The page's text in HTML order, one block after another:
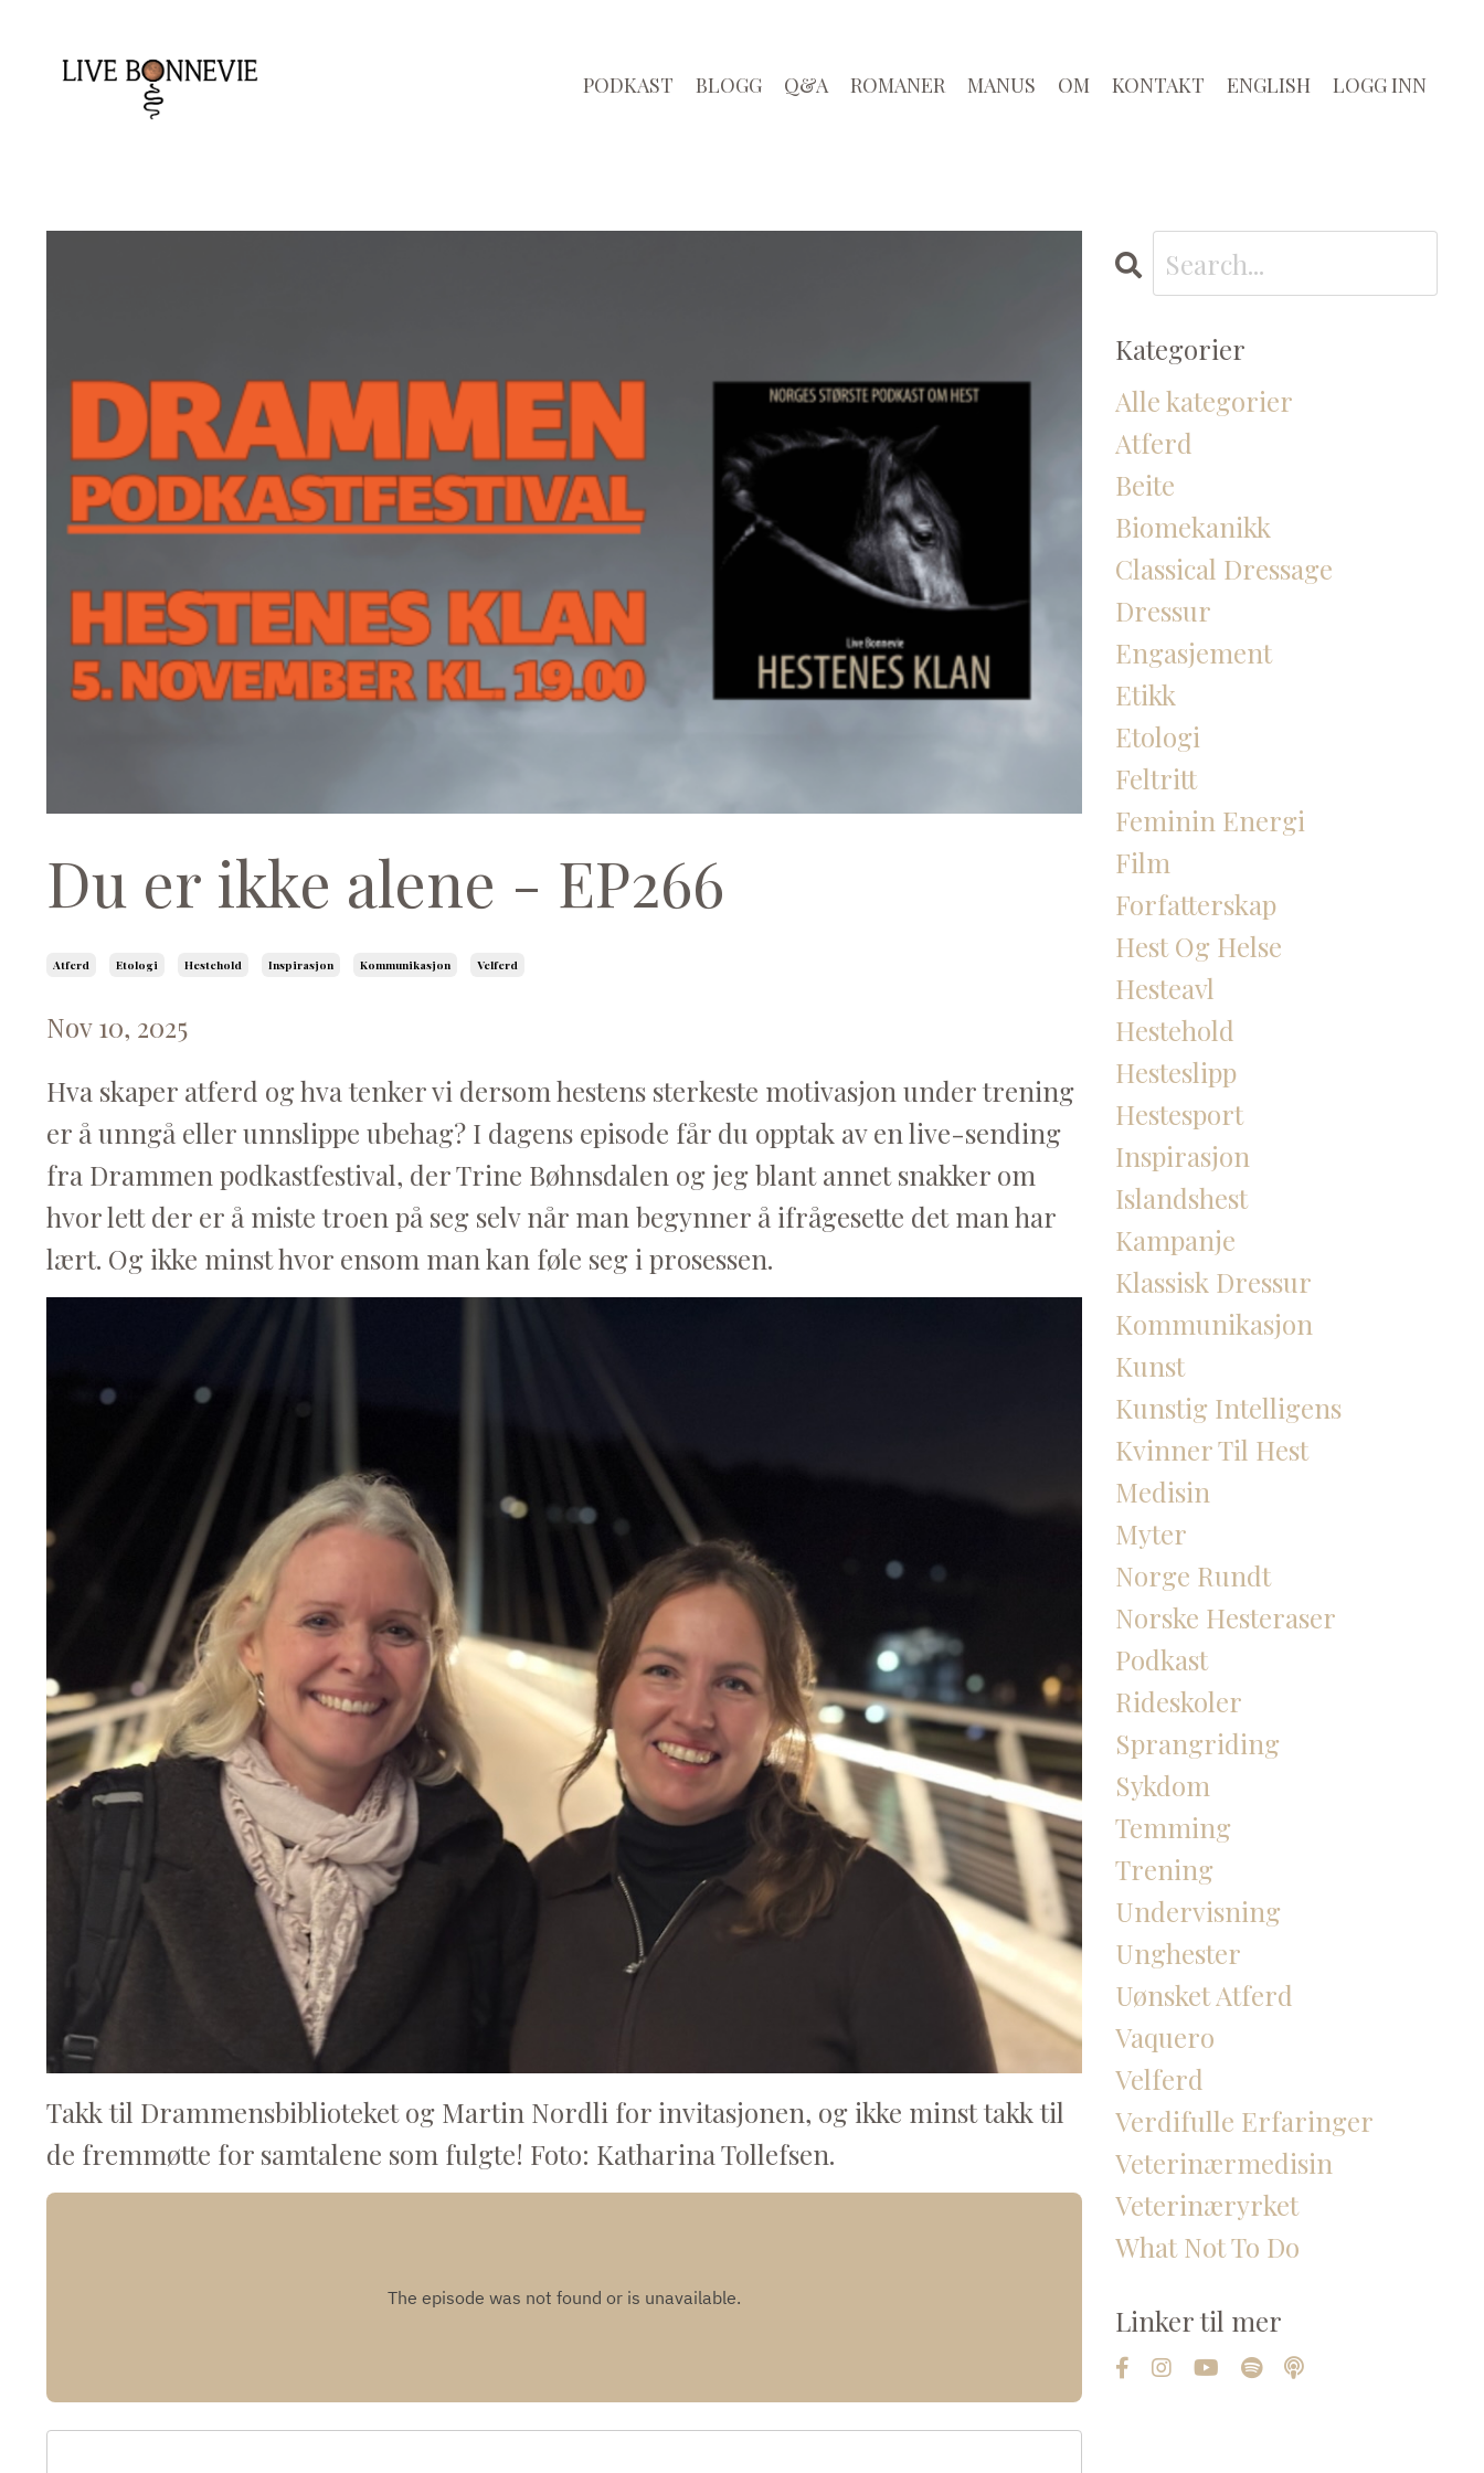
PODKAST BLOGG Q&A ROMANER MANUS OM KONTAKT ENGLISH LOGG INN
Du er ikke alene - EP266
Atferd Etologi Hestehold Inspirasjon Kommunikasjon Velferd
Nov 10, 2025
Hva skaper atferd og hva tenker vi dersom hestens sterkeste motivasjon under trening
er å unngå eller unnslippe ubehag? I dagens episode får du opptak av en live-sending
fra Drammen podkastfestival, der Trine Bøhnsdalen og jeg blant annet snakker om
hvor lett der er å miste troen på seg selv når man begynner å ifrågesette det man har
lært. Og ikke minst hvor ensom man kan føle seg i prosessen.
Takk til Drammensbiblioteket og Martin Nordli for invitasjonen, og ikke minst takk til
de fremmøtte for samtalene som fulgte! Foto: Katharina Tollefsen.
Kategorier
Alle kategorier
Atferd
Beite
Biomekanikk
Classical Dressage
Dressur
Engasjement
Etikk
Etologi
Feltritt
Feminin Energi
Film
Forfatterskap
Hest Og Helse
Hesteavl
Hestehold
Hesteslipp
Hestesport
Inspirasjon
Islandshest
Kampanje
Klassisk Dressur
Kommunikasjon
Kunst
Kunstig Intelligens
Kvinner Til Hest
Medisin
Myter
Norge Rundt
Norske Hesteraser
Podkast
Rideskoler
Sprangriding
Sykdom
Temming
Trening
Undervisning
Unghester
Uønsket Atferd
Vaquero
Velferd
Verdifulle Erfaringer
Veterinærmedisin
Veterinæryrket
What Not To Do
Linker til mer